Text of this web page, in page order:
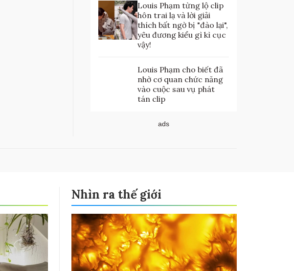
Louis Phạm từng lộ clip
hôn trai lạ và lời giải
thích bất ngờ bị "đào lại",
yêu đương kiểu gì kì cục
vậy!
Louis Phạm cho biết đã
nhờ cơ quan chức năng
vào cuộc sau vụ phát
tán clip
ads
Nhìn ra thế giới